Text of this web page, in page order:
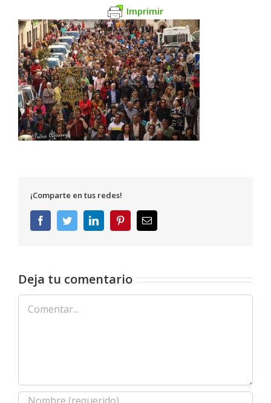
Imprimir
¡Comparte en tus redes!
FacebookTwitterLinkedInPinterestCorreo
electrónico
Deja tu comentario
Comentar